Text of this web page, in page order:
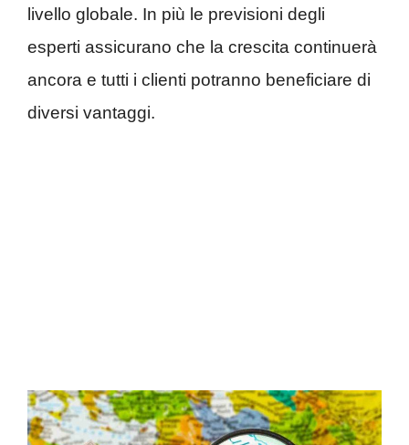
livello globale. In più le previsioni degli
esperti assicurano che la crescita continuerà
ancora e tutti i clienti potranno beneficiare di
diversi vantaggi.